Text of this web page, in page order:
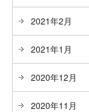
2021年2月
2021年1月
2020年12月
2020年11月